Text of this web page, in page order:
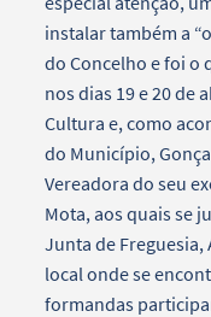
instalar também a
do Concelho e foi o
nos dias 19 e 20 de
Cultura e, como
do Município,
Vereadora do seu
Mota, aos quais se
Junta de
local onde se
formandas